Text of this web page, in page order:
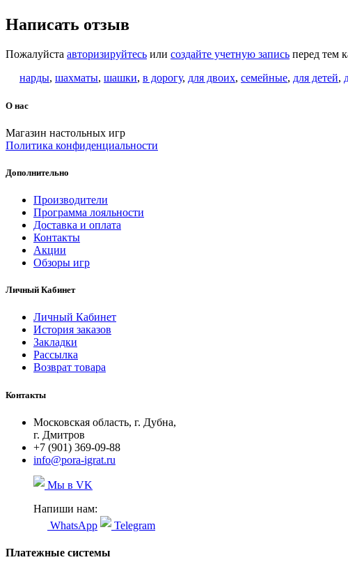
Написать отзыв
Пожалуйста авторизируйтесь или создайте учетную запись перед тем
нарды, шахматы, шашки, в дорогу, для двоих, семейные, для детей,
О нас
Магазин настольных игр
Политика конфиденциальности
Дополнительно
Производители
Программа лояльности
Доставка и оплата
Контакты
Акции
Обзоры игр
Личный Кабинет
Личный Кабинет
История заказов
Закладки
Рассылка
Возврат товара
Контакты
Московская область, г. Дубна,
г. Дмитров
+7 (901) 369-09-88
info@pora-igrat.ru
Мы в VK
Напиши нам:
WhatsApp
Telegram
Платежные системы